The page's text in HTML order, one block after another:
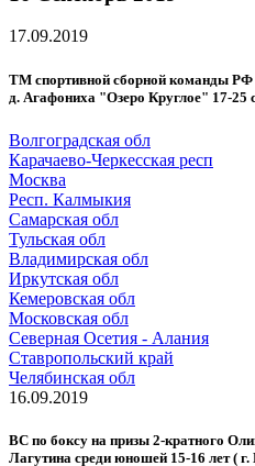
17.09.2019
ТМ спортивной сборной команды РФ
д. Агафониха "Озеро Круглое" 17-25
Волгоградская обл
Карачаево-Черкесская респ
Москва
Респ. Калмыкия
Самарская обл
Тульская обл
Владимирская обл
Иркутская обл
Кемеровская обл
Московская обл
Северная Осетия - Алания
Ставропольский край
Челябинская обл
16.09.2019
ВС по боксу на призы 2-кратного
Лагутина среди юношей 15-16 лет (